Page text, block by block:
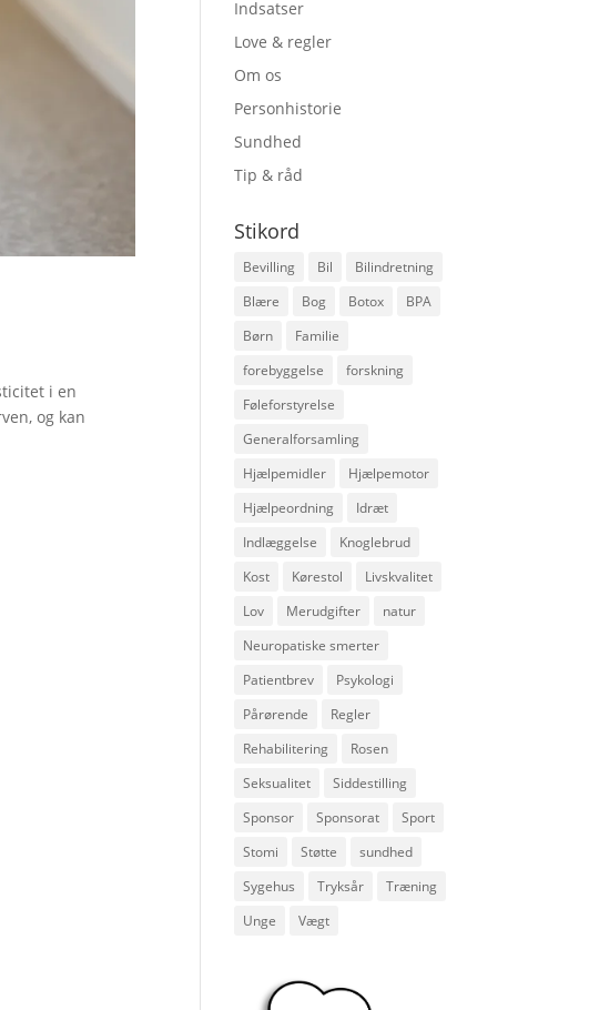
i en
og kan
Indsatser
Love & regler
Om os
Personhistorie
Sundhed
Tip & råd
Stikord
Bevilling Bil
Bilindretning
Blære
Bog Botox
BPA
Børn
Familie
forebyggelse
forskning
Føleforstyrelse
Generalforsamling
Hjælpemidler
Hjælpemotor
Hjælpeordning
Idræt
Indlæggelse
Knoglebrud
Kost
Kørestol
Livskvalitet
Lov
Merudgifter
natur
Neuropatiske smerter
Patientbrev
Psykologi
Pårørende
Regler
Rehabilitering
Rosen
Seksualitet
Siddestilling
Sponsor
Sponsorat
Sport
Stomi
Støtte
sundhed
Sygehus
Tryksår
Træning
Unge
Vægt